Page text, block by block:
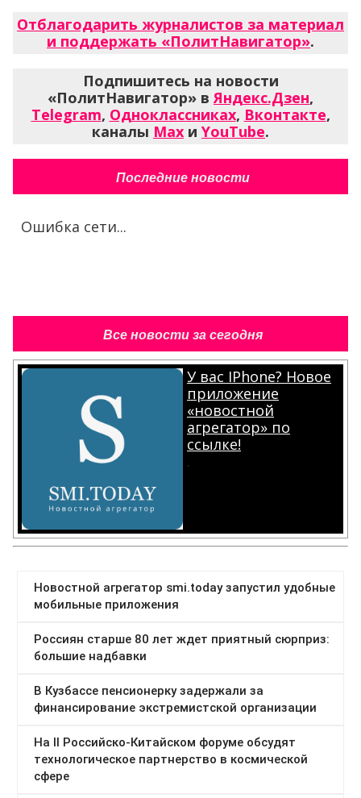
Отблагодарить журналистов за материал
и поддержать «ПолитНавигатор».
Подпишитесь на новости
«ПолитНавигатор» вЯндекс.Дзен,
Telegram, Одноклассниках, Вконтакте,
каналы Max и YouTube.
Последние новости
Ошибка сети...
Все новости за сегодня
У вас IPhone? Новое
приложение
«новостной
агрегатор» по
ссылке!
.